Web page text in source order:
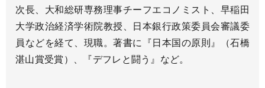
次長、大和総研専務理事チーフエコノミスト、早稲田
大学政治経済学術院教授、日本銀行政策委員会審議委
員などを経て、現職。著書に『日本国の原則』（石橋
湛山賞受賞）、『デフレと闘う』など。